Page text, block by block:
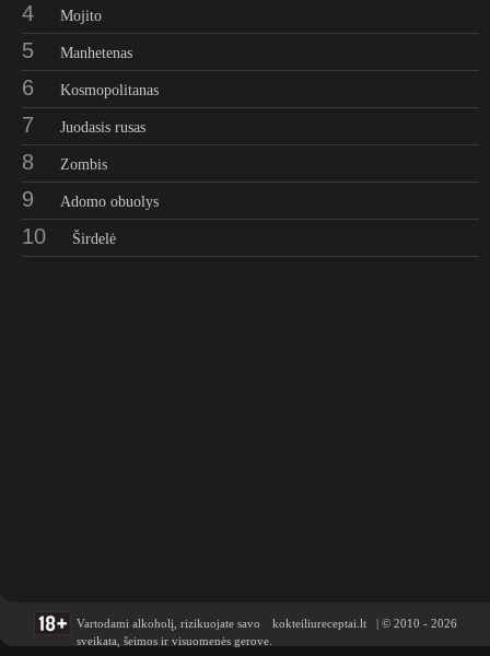
4 Mojito
5 Manhetenas
6 Kosmopolitanas
7 Juodasis rusas
8 Zombis
9 Adomo obuolys
10 Širdelė
kokteiliureceptai.lt | © 2010 - 2026
Vartodami alkoholį, rizikuojate savo
sveikata, šeimos ir visuomenės gerove.